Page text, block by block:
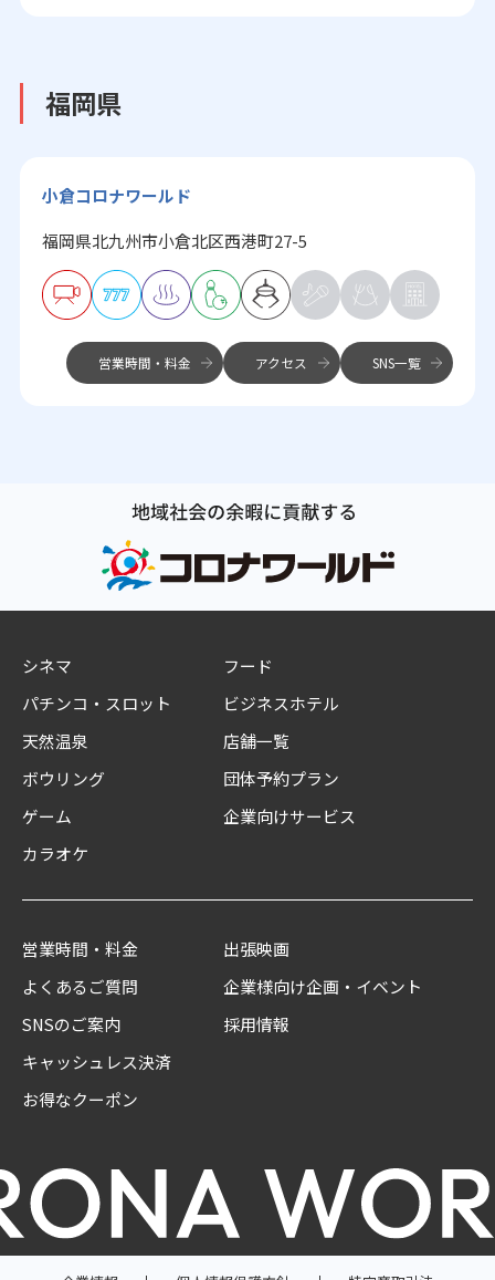
福岡県
小倉コロナワールド
福岡県北九州市小倉北区西港町27-5
営業時間・料金 アクセス SNS一覧
シネマ
パチンコ・スロット
天然温泉
ボウリング
ゲーム
カラオケ
フード
ビジネスホテル
店舗一覧
団体予約プラン
企業向けサービス
営業時間・料金
よくあるご質問
SNSのご案内
キャッシュレス決済
お得なクーポン
出張映画
企業様向け企画・イベント
採用情報